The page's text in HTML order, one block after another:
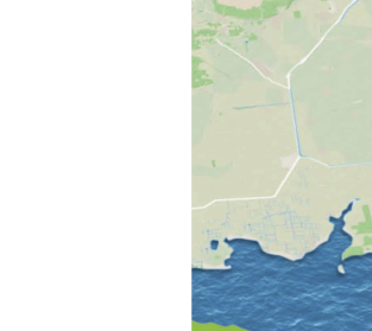
УКРАЇНСЬКА ПРОБЛЕМА КРИМУ